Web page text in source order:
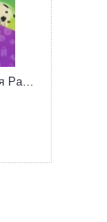
Живая азбука. 3D Живая Раскраска